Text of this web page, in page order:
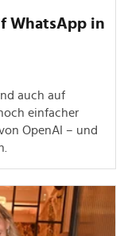
WhatsApp in
auch auf
einfacher
OpenAI – und